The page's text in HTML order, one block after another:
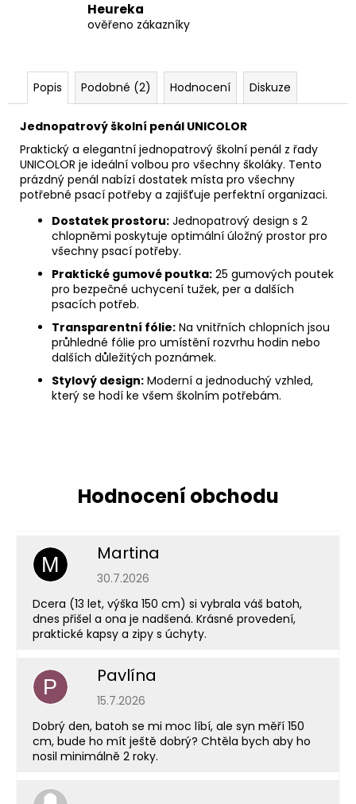
Heureka
ověřeno zákazníky
Popis Podobné (2) Hodnocení Diskuze
Jednopatrový školní penál UNICOLOR
Praktický a elegantní jednopatrový školní penál z řady
UNICOLOR je ideální volbou pro všechny školáky. Tento
prázdný penál nabízí dostatek místa pro všechny
potřebné psací potřeby a zajišťuje perfektní organizaci.
Dostatek prostoru: Jednopatrový design s 2
chlopněmi poskytuje optimální úložný prostor pro
všechny psací potřeby.
Praktické gumové poutka: 25 gumových poutek
pro bezpečné uchycení tužek, per a dalších
psacích potřeb.
Transparentní fólie: Na vnitřních chlopních jsou
průhledné fólie pro umístění rozvrhu hodin nebo
dalších důležitých poznámek.
Stylový design: Moderní a jednoduchý vzhled,
který se hodí ke všem školním potřebám.
M Martina
Hodnocení obchodu je 5 z 5 hvězdiček.
30.7.2026
Dcera (13 let, výška 150 cm) si vybrala váš batoh,
dnes přišel a ona je nadšená. Krásné provedení,
praktické kapsy a zipy s úchyty.
P Pavlína
Hodnocení obchodu je 5 z 5 hvězdiček.
15.7.2026
Dobrý den, batoh se mi moc líbí, ale syn měří 150
cm, bude ho mít ještě dobrý? Chtěla bych aby ho
nosil minimálně 2 roky.